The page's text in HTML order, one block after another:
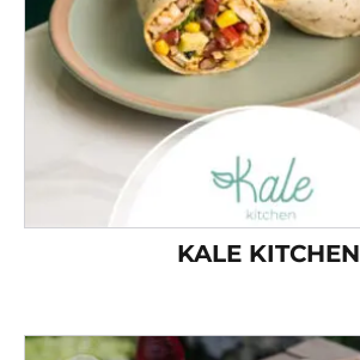
KALE KITCHEN